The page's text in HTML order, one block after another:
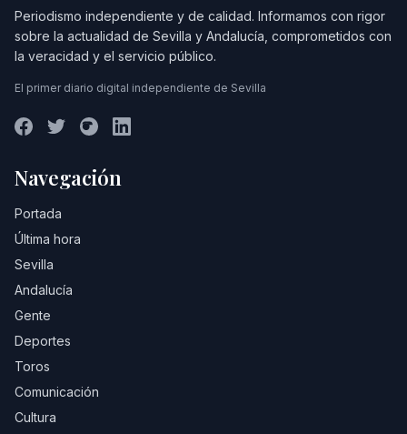
Periodismo independiente y de calidad. Informamos con rigor
sobre la actualidad de Sevilla y Andalucía, comprometidos con
la veracidad y el servicio público.
El primer diario digital independiente de Sevilla
Navegación
Portada
Última hora
Sevilla
Andalucía
Gente
Deportes
Toros
Comunicación
Cultura